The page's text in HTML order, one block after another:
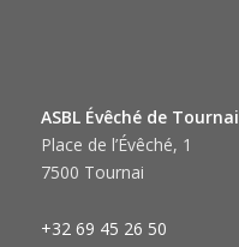
ASBL Évêché de Tournai
Place de l’Évêché, 1
7500 Tournai
+32 69 45 26 50